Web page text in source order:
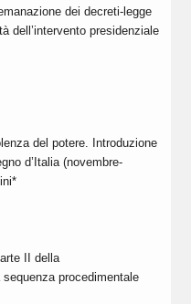
dei decreti-legge
dell’intervento presidenziale
del potere. Introduzione
d’Italia (novembre-
II della
procedimentale